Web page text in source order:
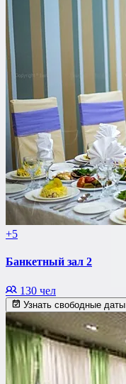
+5
Банкетный зал 2
130 чел
Узнать свободные даты